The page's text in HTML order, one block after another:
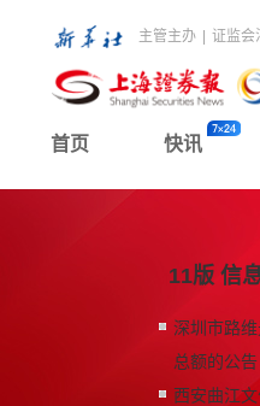
主管主办 证监会
首页 快讯
11版 信
深圳市路
总额的公告
西安曲江